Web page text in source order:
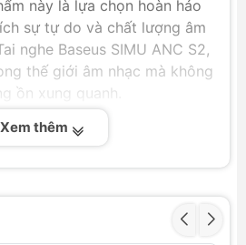
này là lựa chọn hoàn hảo
sự tự do và chất lượng âm
nghe Baseus SIMU ANC S2,
thế giới âm nhạc mà không
ồn xung quanh.
Tai nghe Baseus SIMU
Xem thêm